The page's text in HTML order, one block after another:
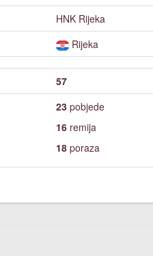
HNK Rijeka
Rijeka
57
23 pobjede
16 remija
18 poraza